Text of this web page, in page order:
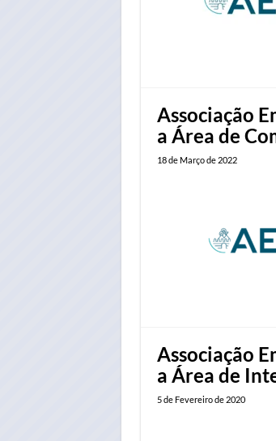
Associação
a Área de
18 de Março de 2022
Associação
a Área de
5 de Fevereiro de 2020